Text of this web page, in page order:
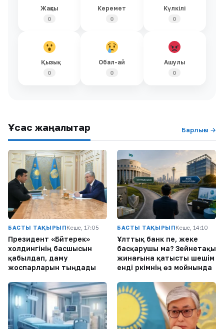
Жақсы
0
Керемет
0
Күлкілі
0
Қызық
0
Обал-ай
0
Ашулы
0
Ұқсас жаңалықтар Барлығы →
БАСТЫ ТАҚЫРЫПКеше, 17:05
Президент «Бәйтерек»
холдингінің басшысын
қабылдап, даму
жоспарларын тыңдады
БАСТЫ ТАҚЫРЫПКеше, 14:10
Ұлттық банк пе, жеке
басқарушы ма? Зейнетақы
жинағына қатысты шешім
енді әркімнің өз мойнында